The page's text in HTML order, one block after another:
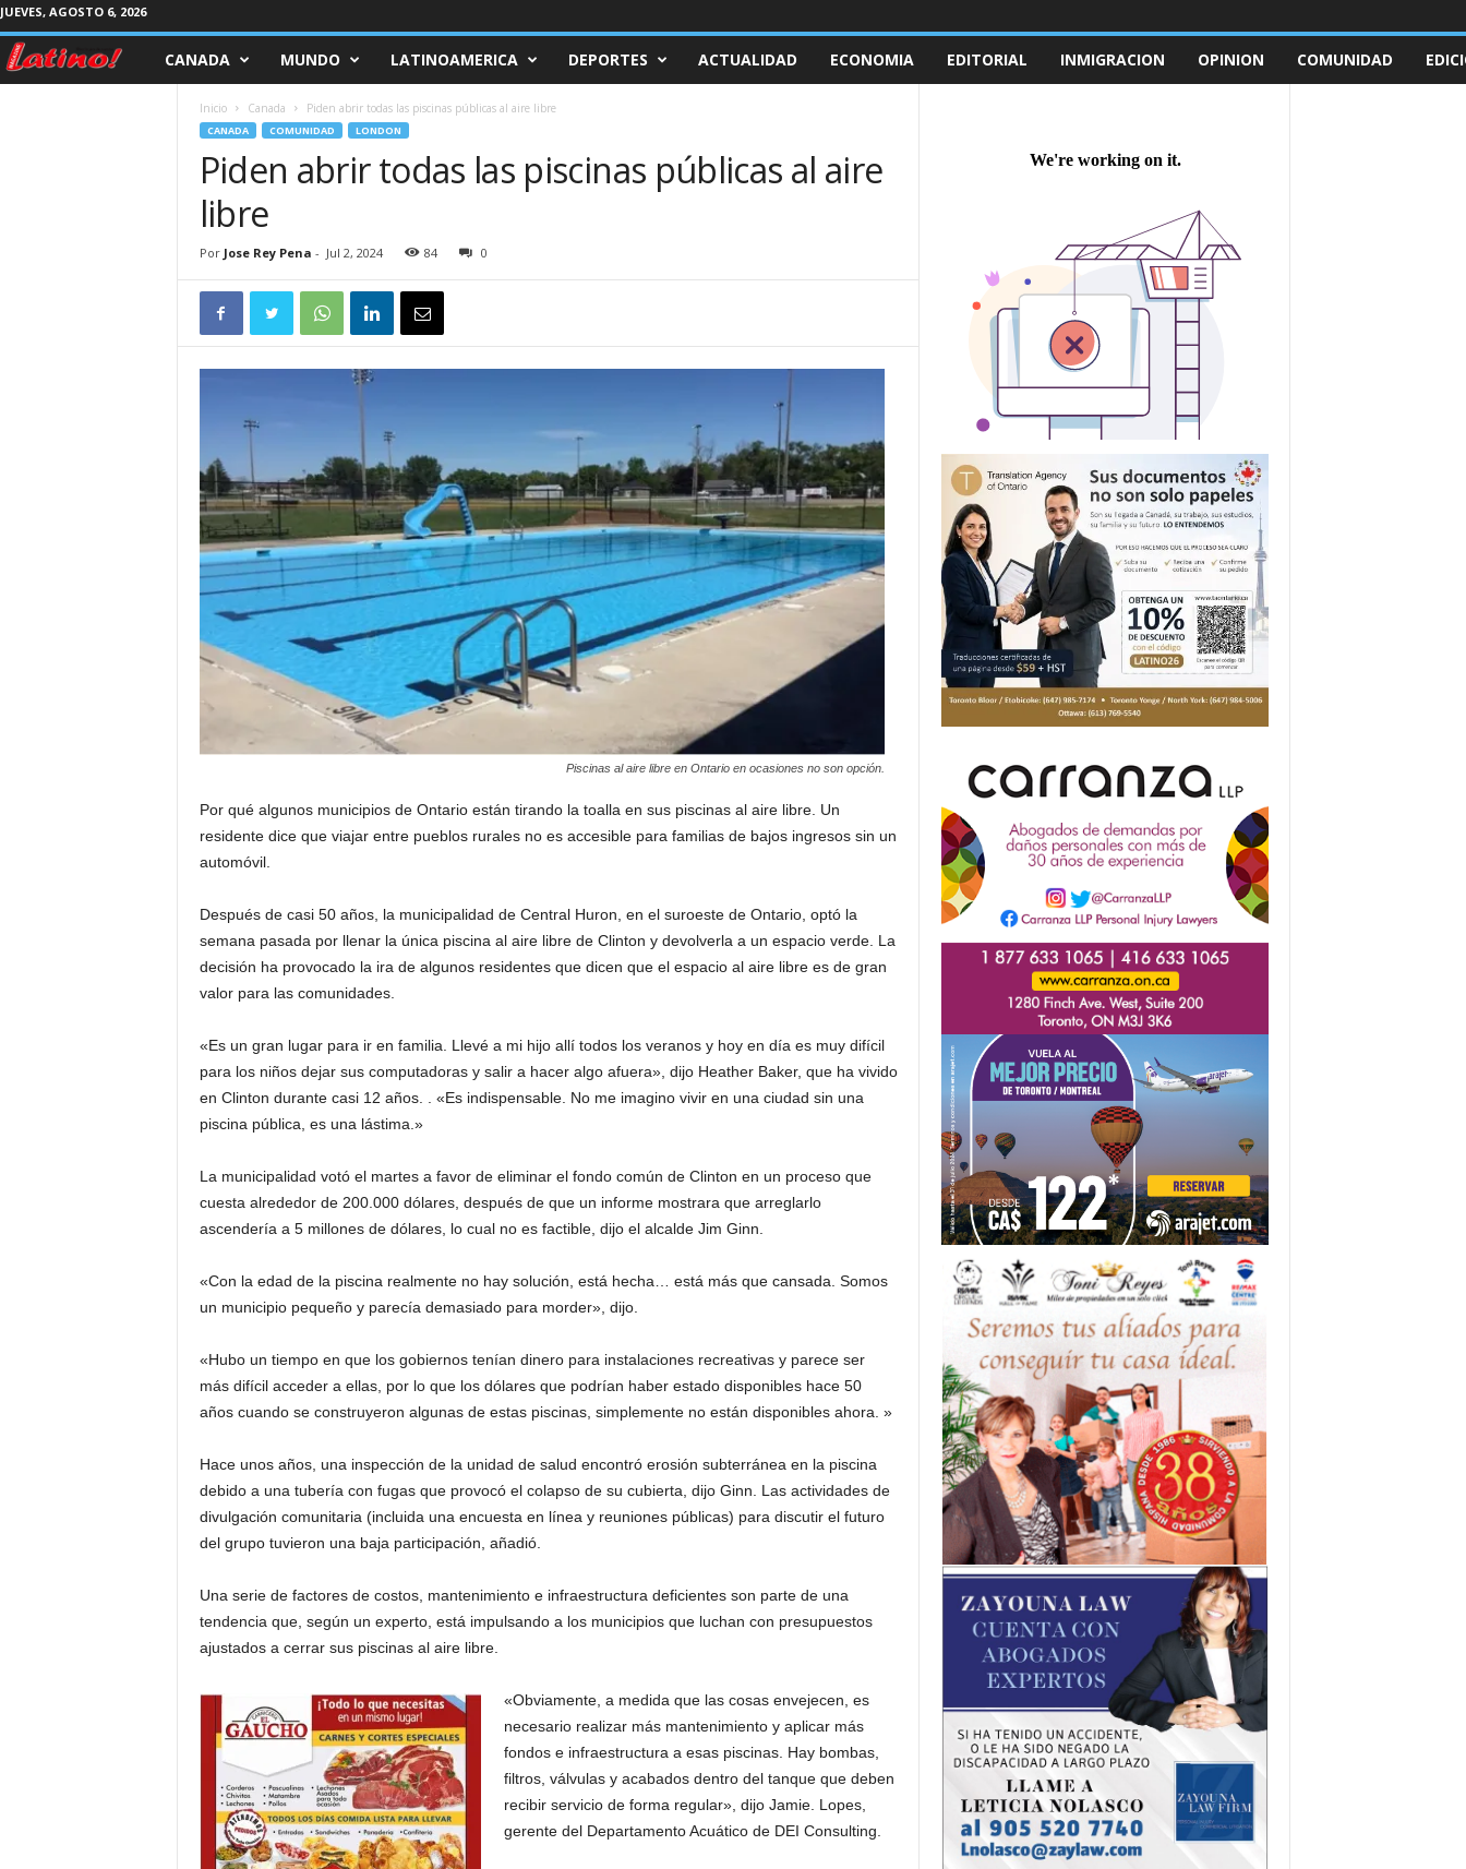
JUEVES, AGOSTO 6, 2026
CANADA MUNDO LATINOAMERICA DEPORTES ACTUALIDAD ECONOMIA EDITORIAL INMIGRACION OPINION COMUNIDAD
Inicio Canada Piden abrir todas las piscinas públicas al aire libre
CANADA COMUNIDAD LONDON
Piden abrir todas las piscinas públicas al aire
libre
Por Jose Rey Pena - Jul 2, 2024 84 0
Piscinas al aire libre en Ontario en ocasiones no son opción.
Por qué algunos municipios de Ontario están tirando la toalla en sus piscinas al aire libre. Un
residente dice que viajar entre pueblos rurales no es accesible para familias de bajos ingresos sin un
automóvil.
Después de casi 50 años, la municipalidad de Central Huron, en el suroeste de Ontario, optó la
semana pasada por llenar la única piscina al aire libre de Clinton y devolverla a un espacio verde. La
decisión ha provocado la ira de algunos residentes que dicen que el espacio al aire libre es de gran
valor para las comunidades.
«Es un gran lugar para ir en familia. Llevé a mi hijo allí todos los veranos y hoy en día es muy difícil
para los niños dejar sus computadoras y salir a hacer algo afuera», dijo Heather Baker, que ha vivido
en Clinton durante casi 12 años. . «Es indispensable. No me imagino vivir en una ciudad sin una
piscina pública, es una lástima.»
La municipalidad votó el martes a favor de eliminar el fondo común de Clinton en un proceso que
cuesta alrededor de 200.000 dólares, después de que un informe mostrara que arreglarlo
ascendería a 5 millones de dólares, lo cual no es factible, dijo el alcalde Jim Ginn.
«Con la edad de la piscina realmente no hay solución, está hecha… está más que cansada. Somos
un municipio pequeño y parecía demasiado para morder», dijo.
«Hubo un tiempo en que los gobiernos tenían dinero para instalaciones recreativas y parece ser
más difícil acceder a ellas, por lo que los dólares que podrían haber estado disponibles hace 50
años cuando se construyeron algunas de estas piscinas, simplemente no están disponibles ahora. »
Hace unos años, una inspección de la unidad de salud encontró erosión subterránea en la piscina
debido a una tubería con fugas que provocó el colapso de su cubierta, dijo Ginn. Las actividades de
divulgación comunitaria (incluida una encuesta en línea y reuniones públicas) para discutir el futuro
del grupo tuvieron una baja participación, añadió.
Una serie de factores de costos, mantenimiento e infraestructura deficientes son parte de una
tendencia que, según un experto, está impulsando a los municipios que luchan con presupuestos
ajustados a cerrar sus piscinas al aire libre.
«Obviamente, a medida que las cosas envejecen, es
necesario realizar más mantenimiento y aplicar más
fondos e infraestructura a esas piscinas. Hay bombas,
filtros, válvulas y acabados dentro del tanque que deben
recibir servicio de forma regular», dijo Jamie. Lopes,
gerente del Departamento Acuático de DEI Consulting.